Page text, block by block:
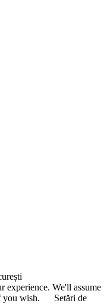
experience. We'll assume
you wish.
Setări de